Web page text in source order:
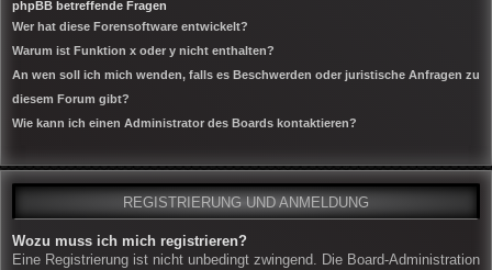
phpBB betreffende Fragen
Wer hat diese Forensoftware entwickelt?
Warum ist Funktion x oder y nicht enthalten?
An wen soll ich mich wenden, falls es Beschwerden oder juristische Anfragen zu
diesem Forum gibt?
Wie kann ich einen Administrator des Boards kontaktieren?
REGISTRIERUNG UND ANMELDUNG
Wozu muss ich mich registrieren?
Eine Registrierung ist nicht unbedingt zwingend. Die Board-Administration